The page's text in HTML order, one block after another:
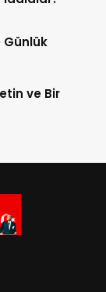
Günlük
ve Bir